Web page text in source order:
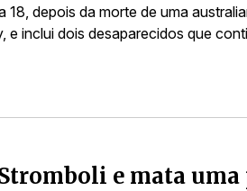
18, depois da morte de uma
e inclui dois desaparecidos que
e mata uma